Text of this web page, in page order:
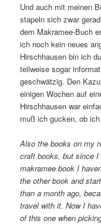
Und auch mit meinen
stapeln sich zwar
dem Makramee-Buch
ich noch kein neues
Hirschhausen bin ich
teilweise sogar
geschwätzig. Den
einigen Wochen auf
Hirschhausen war
muß ich gucken, ob
Also the books on my
craft books, but since
makramee book I
the other book and
than a month ago,
travel with it. Now I
of this one when